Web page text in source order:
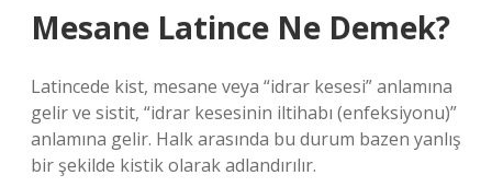
Mesane Latince Ne Demek?
Latincede kist, mesane veya “idrar kesesi” anlamına
gelir ve sistit, “idrar kesesinin iltihabı (enfeksiyonu)”
anlamına gelir. Halk arasında bu durum bazen yanlış
bir şekilde kistik olarak adlandırılır.